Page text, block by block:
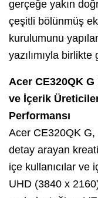
gerçeğe yakın
çeşitli bölünmüş
kurulumunu
yazılımıyla birlikte
Acer CE320QK
ve İçerik
Performansı
Acer CE320QK G,
detay arayan
içe kullanıcılar ve
UHD (3840 x